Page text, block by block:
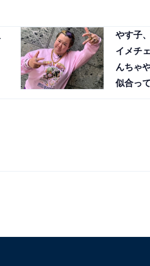
やす子
イメチ
んちゃ
似合って